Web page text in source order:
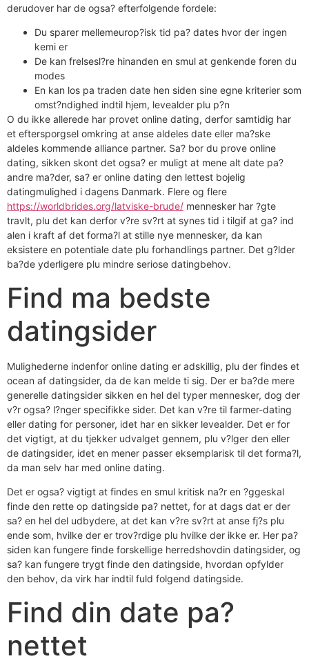
derudover har de ogsa? efterfolgende fordele:
Du sparer mellemeurop?isk tid pa? dates hvor der ingen
kemi er
De kan frelsesl?re hinanden en smul at genkende foren du
modes
En kan los pa traden date hen siden sine egne kriterier som
omst?ndighed indtil hjem, levealder plu p?n
O du ikke allerede har provet online dating, derfor samtidig har
et eftersporgsel omkring at anse aldeles date eller ma?ske
aldeles kommende alliance partner. Sa? bor du prove online
dating, sikken skont det ogsa? er muligt at mene alt date pa?
andre ma?der, sa? er online dating den lettest bojelig
datingmulighed i dagens Danmark. Flere og flere
https://worldbrides.org/latviske-brude/ mennesker har ?gte
travlt, plu det kan derfor v?re sv?rt at synes tid i tilgif at ga? ind
alen i kraft af det forma?l at stille nye mennesker, da kan
eksistere en potentiale date plu forhandlings partner. Det g?lder
ba?de yderligere plu mindre seriose datingbehov.
Find ma bedste
datingsider
Mulighederne indenfor online dating er adskillig, plu der findes et
ocean af datingsider, da de kan melde ti sig. Der er ba?de mere
generelle datingsider sikken en hel del typer mennesker, dog der
v?r ogsa? l?nger specifikke sider. Det kan v?re til farmer-dating
eller dating for personer, idet har en sikker levealder. Det er for
det vigtigt, at du tjekker udvalget gennem, plu v?lger den eller
de datingsider, idet en mener passer eksemplarisk til det forma?l,
da man selv har med online dating.
Det er ogsa? vigtigt at findes en smul kritisk na?r en ?ggeskal
finde den rette op datingside pa? nettet, for at dags dat er der
sa? en hel del udbydere, at det kan v?re sv?rt at anse fj?s plu
ende som, hvilke der er trov?rdige plu hvilke der ikke er. Her pa?
siden kan fungere finde forskellige herredshovdin datingsider, og
sa? kan fungere trygt finde den datingside, hvordan opfylder
den behov, da virk har indtil fuld folgend datingside.
Find din date pa?
nettet